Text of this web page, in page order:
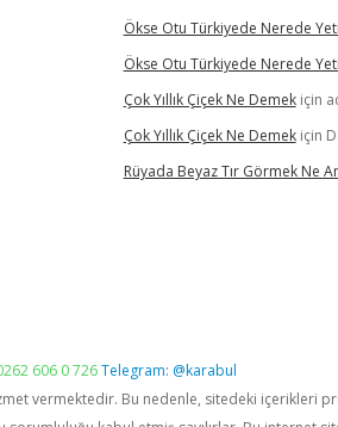
Ökse Otu Türkiyede Nerede
Ökse Otu Türkiyede Nerede
Çok Yıllık Çiçek Ne Demekiçin
Çok Yıllık Çiçek Ne Demekiçin
Rüyada Beyaz Tır Görmek Ne
606 0 726Telegram: @karabul
vermektedir. Bu nedenle, sitedeki içerikleri